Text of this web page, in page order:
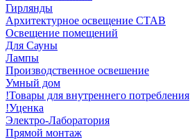
Гирлянды
Архитектурное освещение СТАВ
Освещение помещений
Для Сауны
Лампы
Производственное освешение
Умный дом
!Товары для внутреннего потребления
!Уценка
Электро-Лаборатория
Прямой монтаж